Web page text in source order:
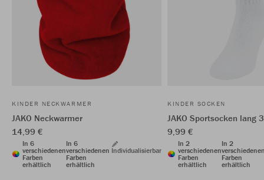
KINDER NECKWARMER
JAKO Neckwarmer
14,99 €
In 6
verschiedenen
Farben
erhältlich
In 6
verschiedenen
Farben
erhältlich
Individualisierbar
KINDER SOCKEN
JAKO Sportsocken lang
9,99 €
In 2
verschiedenen
Farben
erhältlich
In 2
Farben
erhältlich